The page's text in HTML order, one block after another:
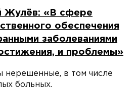
Жулёв: «В сфере
обеспечения
заболеваниями
и проблемы»
нерешенные, в том числе
больных.